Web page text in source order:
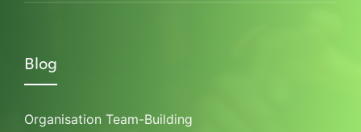
Blog
Organisation Team-Building